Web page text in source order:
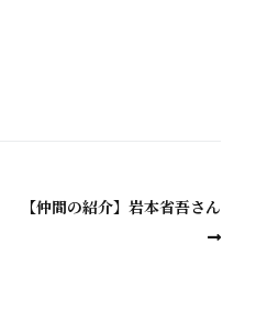
【仲間の紹介】岩本省吾さん